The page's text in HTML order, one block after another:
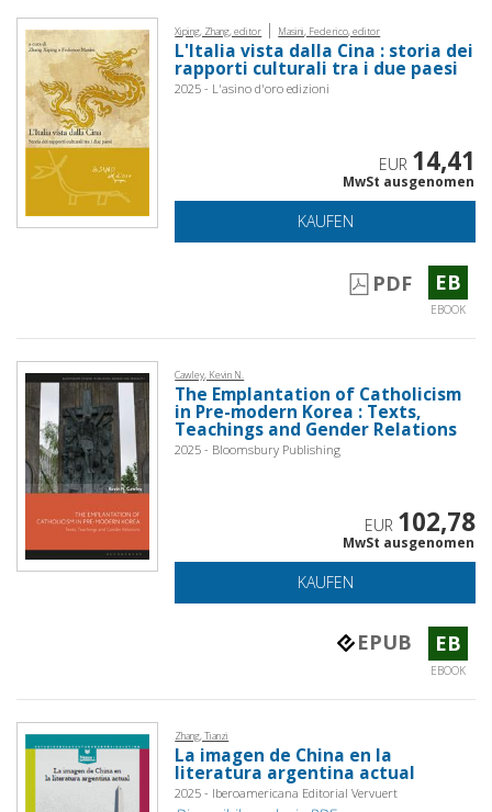
Xiping, Zhang, editor | Masini, Federico, editor
L'Italia vista dalla Cina : storia dei
rapporti culturali tra i due paesi
2025 - L'asino d'oro edizioni
EUR 14,41
MwSt ausgenomen
KAUFEN
PDF EB
EBOOK
Cawley, Kevin N.
The Emplantation of Catholicism
in Pre-modern Korea : Texts,
Teachings and Gender Relations
2025 - Bloomsbury Publishing
EUR 102,78
MwSt ausgenomen
KAUFEN
EPUB EB
EBOOK
Zhang, Tianzi
La imagen de China en la
literatura argentina actual
2025 - Iberoamericana Editorial Vervuert